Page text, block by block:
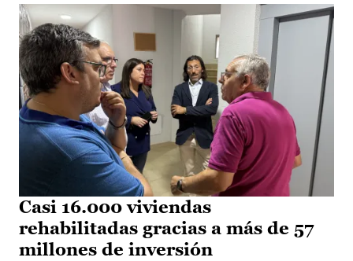
Casi 16.000 viviendas
rehabilitadas gracias a más de 57
millones de inversión